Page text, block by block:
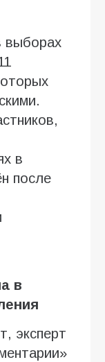
выборах
в
после
в
эксперт